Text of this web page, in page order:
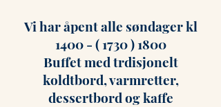
Vi har åpent alle søndager kl
1400 - ( 1730 ) 1800
Buffet med trdisjonelt
koldtbord, varmretter,
dessertbord og kaffe